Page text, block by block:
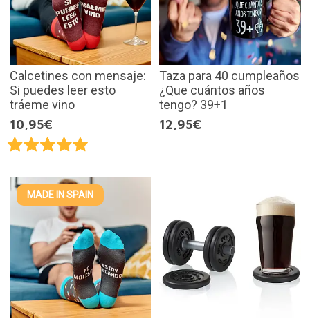
Calcetines con mensaje:
Si puedes leer esto
tráeme vino
10,95€
Taza para 40 cumpleaños
¿Que cuántos años
tengo? 39+1
12,95€
MADE IN SPAIN